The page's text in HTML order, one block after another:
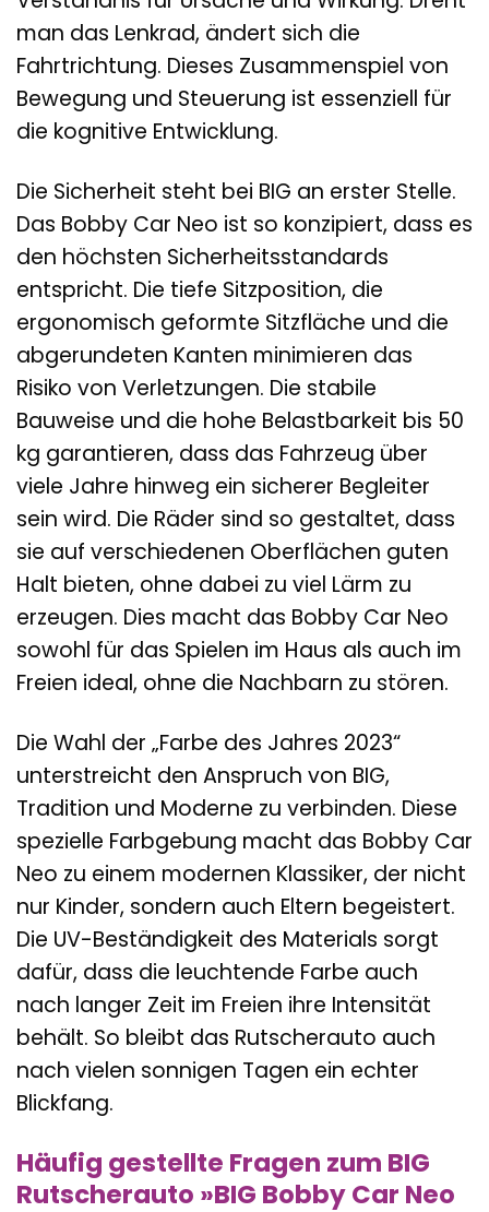
man das Lenkrad, ändert sich die
Fahrtrichtung. Dieses Zusammenspiel von
Bewegung und Steuerung ist essenziell für
die kognitive Entwicklung.
Die Sicherheit steht bei BIG an erster Stelle.
Das Bobby Car Neo ist so konzipiert, dass es
den höchsten Sicherheitsstandards
entspricht. Die tiefe Sitzposition, die
ergonomisch geformte Sitzfläche und die
abgerundeten Kanten minimieren das
Risiko von Verletzungen. Die stabile
Bauweise und die hohe Belastbarkeit bis 50
kg garantieren, dass das Fahrzeug über
viele Jahre hinweg ein sicherer Begleiter
sein wird. Die Räder sind so gestaltet, dass
sie auf verschiedenen Oberflächen guten
Halt bieten, ohne dabei zu viel Lärm zu
erzeugen. Dies macht das Bobby Car Neo
sowohl für das Spielen im Haus als auch im
Freien ideal, ohne die Nachbarn zu stören.
Die Wahl der „Farbe des Jahres 2023“
unterstreicht den Anspruch von BIG,
Tradition und Moderne zu verbinden. Diese
spezielle Farbgebung macht das Bobby Car
Neo zu einem modernen Klassiker, der nicht
nur Kinder, sondern auch Eltern begeistert.
Die UV-Beständigkeit des Materials sorgt
dafür, dass die leuchtende Farbe auch
nach langer Zeit im Freien ihre Intensität
behält. So bleibt das Rutscherauto auch
nach vielen sonnigen Tagen ein echter
Blickfang.
Häufig gestellte Fragen zum BIG
Rutscherauto »BIG Bobby Car Neo